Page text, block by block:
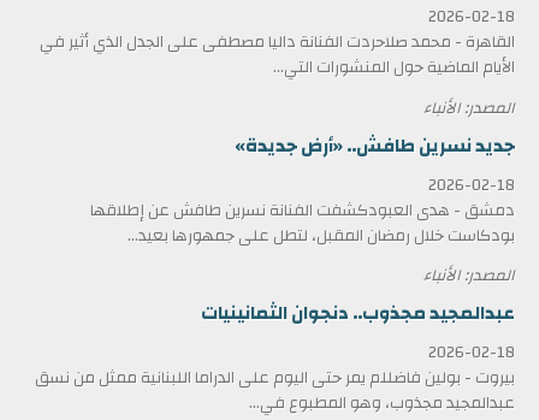
2026-02-18
القاهرة - محمد صلاحردت الفنانة داليا مصطفى على الجدل الذي أثير في
الأيام الماضية حول المنشورات التي...
المصدر: الأنباء
جديد نسرين طافش.. «أرض جديدة»
2026-02-18
دمشق - هدى العبودكشفت الفنانة نسرين طافش عن إطلاقها
بودكاست خلال رمضان المقبل، لتطل على جمهورها بعيد...
المصدر: الأنباء
عبدالمجيد مجذوب.. دنجوان الثمانينيات
2026-02-18
بيروت - بولين فاضللم يمر حتى اليوم على الدراما اللبنانية ممثل من نسق
عبدالمجيد مجذوب، وهو المطبوع في...